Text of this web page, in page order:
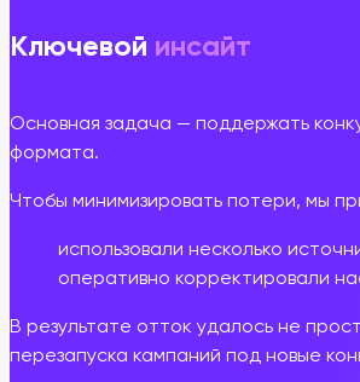
Ключевой инсайт
Основная задача — поддержать
формата.
Чтобы минимизировать потери, мы
использовали несколько
оперативно корректировали
В результате отток удалось не
перезапуска кампаний под новые